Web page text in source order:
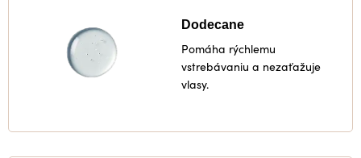
Dodecane
Pomáha rýchlemu
vstrebávaniu a nezaťažuje
vlasy.